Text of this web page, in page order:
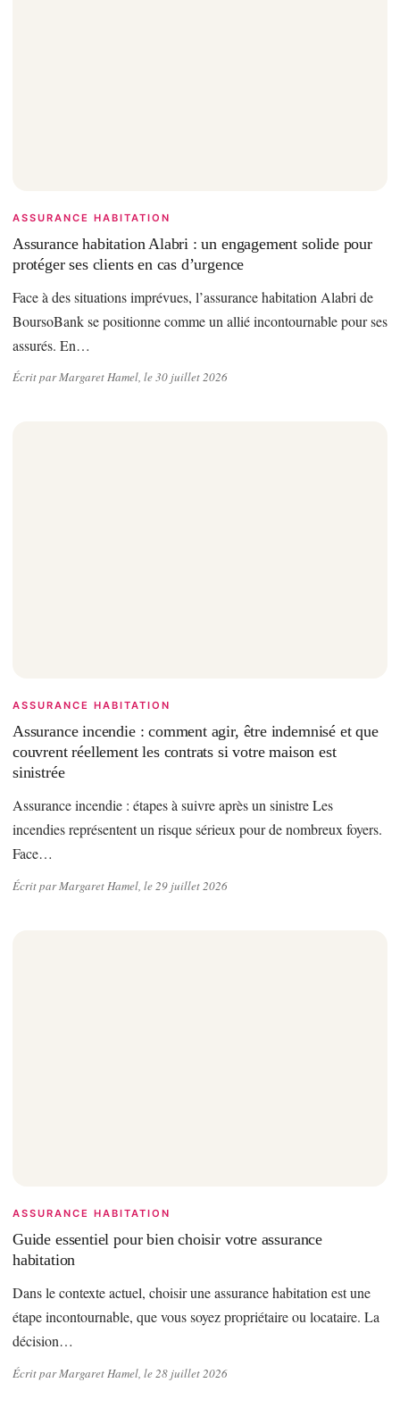
ASSURANCE HABITATION
Assurance habitation Alabri : un engagement solide pour
protéger ses clients en cas d’urgence
Face à des situations imprévues, l’assurance habitation Alabri de
BoursoBank se positionne comme un allié incontournable pour ses
assurés. En…
Écrit par Margaret Hamel, le 30 juillet 2026
ASSURANCE HABITATION
Assurance incendie : comment agir, être indemnisé et que
couvrent réellement les contrats si votre maison est
sinistrée
Assurance incendie : étapes à suivre après un sinistre Les
incendies représentent un risque sérieux pour de nombreux foyers.
Face…
Écrit par Margaret Hamel, le 29 juillet 2026
ASSURANCE HABITATION
Guide essentiel pour bien choisir votre assurance
habitation
Dans le contexte actuel, choisir une assurance habitation est une
étape incontournable, que vous soyez propriétaire ou locataire. La
décision…
Écrit par Margaret Hamel, le 28 juillet 2026